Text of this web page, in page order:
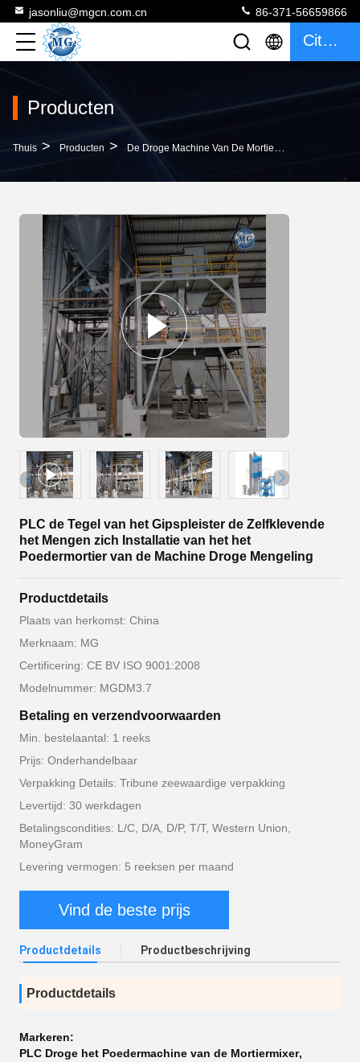
jasonliu@mgcn.com.cn 86-371-56659866
Citaat
Producten
Thuis > Producten > De Droge Machine Van De Mortiermixer
PLC de Tegel van het Gipspleister de Zelfklevende
het Mengen zich Installatie van het het
Poedermortier van de Machine Droge Mengeling
Productdetails
Plaats van herkomst: China
Merknaam: MG
Certificering: CE BV ISO 9001:2008
Modelnummer: MGDM3.7
Betaling en verzendvoorwaarden
Min. bestelaantal: 1 reeks
Prijs: Onderhandelbaar
Verpakking Details: Tribune zeewaardige verpakking
Levertijd: 30 werkdagen
Betalingscondities: L/C, D/A, D/P, T/T, Western Union,
MoneyGram
Levering vermogen: 5 reeksen per maand
Vind de beste prijs
Productdetails Productbeschrijving
Productdetails
Markeren:
PLC Droge het Poedermachine van de Mortiermixer,